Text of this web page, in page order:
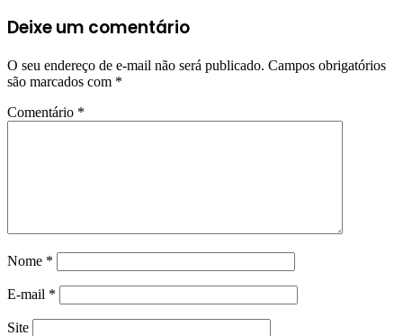
Deixe um comentário
O seu endereço de e-mail não será publicado. Campos obrigatórios
são marcados com *
Comentário *
Nome *
E-mail *
Site